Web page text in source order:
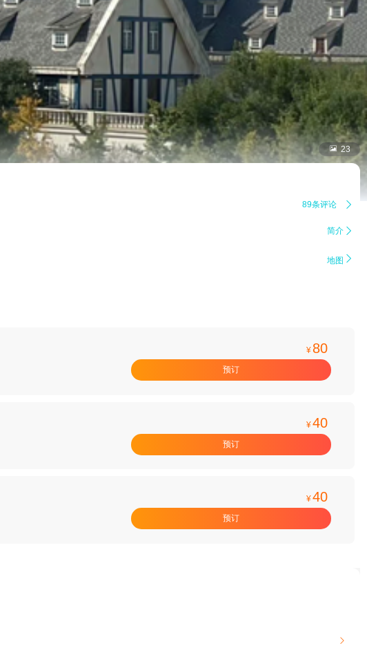
 23
89条评论 
简介 
地图 
¥ 80
预订
¥40
预订
¥40
预订
